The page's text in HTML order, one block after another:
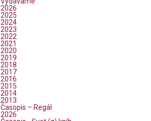
2026
2025
2024
2023
2022
2021
2020
2019
2018
2017
2016
2015
2014
2013
Časopis – Regál
2026